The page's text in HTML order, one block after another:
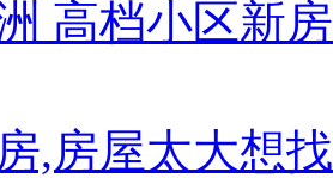
高档小区新
,房屋太大想